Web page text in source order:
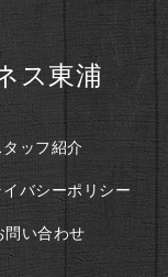
ス東浦
タッフ紹介
イバシーポリシー
問い合わせ